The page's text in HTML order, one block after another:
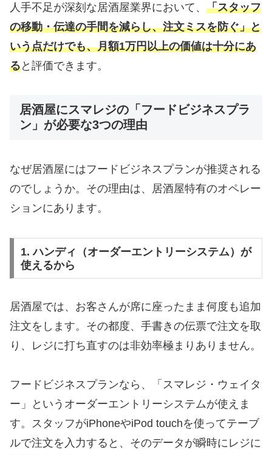
人手不足が深刻な居酒屋業界において、 「スタッフ
の移動・伝達の手間を減らし、注文ミスを防ぐ」と
いう点だけでも、月額1万円以上の価値は十分にあ
ると評価できます。
居酒屋にスマレジの「フードビジネスプラ
ン」が必要な3つの理由
なぜ居酒屋にはフードビジネスプランが推奨される
のでしょうか。その理由は、居酒屋特有のオペレー
ションにあります。
1. ハンディ（オーダーエントリーシステム）が
使えるから
居酒屋では、お客さんが席に座ったまま何度も追加
注文をします。その都度、手書きの伝票で注文を取
り、レジに打ち直すのは非効率極まりありません。
フードビジネスプランなら、「スマレジ・ウェイタ
ー」というオーダーエントリーシステムが使えま
す。スタッフがiPhoneやiPod touchを使ってテーブ
ルで注文を入力すると、そのデータが瞬時にレジに